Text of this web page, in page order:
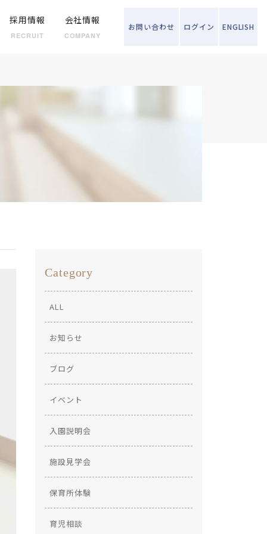
ログイン
お問い合わせ ENGLISH
採用情報
RECRUIT
会社情報
COMPANY
Category
ALL
お知らせ
ブログ
イベント
入園説明会
施設見学会
保育所体験
育児相談